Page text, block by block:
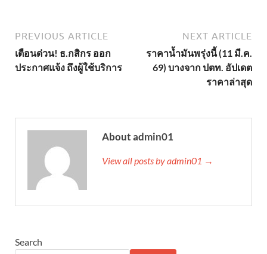
PREVIOUS ARTICLE
เตือนด่วน! ธ.กสิกร ออก
ประกาศแจ้ง ถึงผู้ใช้บริการ
NEXT ARTICLE
ราคาน้ำมันพรุ่งนี้ (11 มี.ค.
69) บางจาก ปตท. อัปเดต
ราคาล่าสุด
About admin01
View all posts by admin01 →
Search